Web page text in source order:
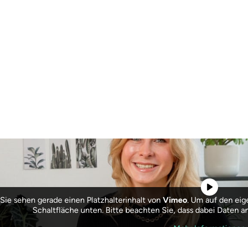
Sie sehen gerade einen Platzhalterinhalt vonVimeo. Um auf den
Schaltfläche unten. Bitte beachten Sie, dass dabei Daten